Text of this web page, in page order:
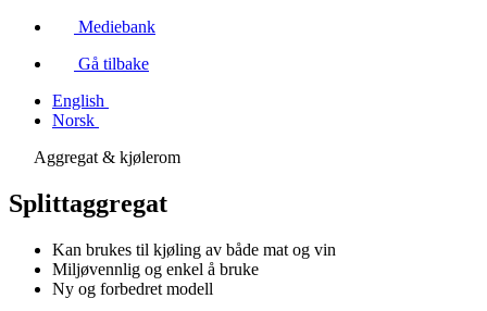
Mediebank
Gå tilbake
English
Norsk
Aggregat & kjølerom
Splittaggregat
Kan brukes til kjøling av både mat og vin
Miljøvennlig og enkel å bruke
Ny og forbedret modell